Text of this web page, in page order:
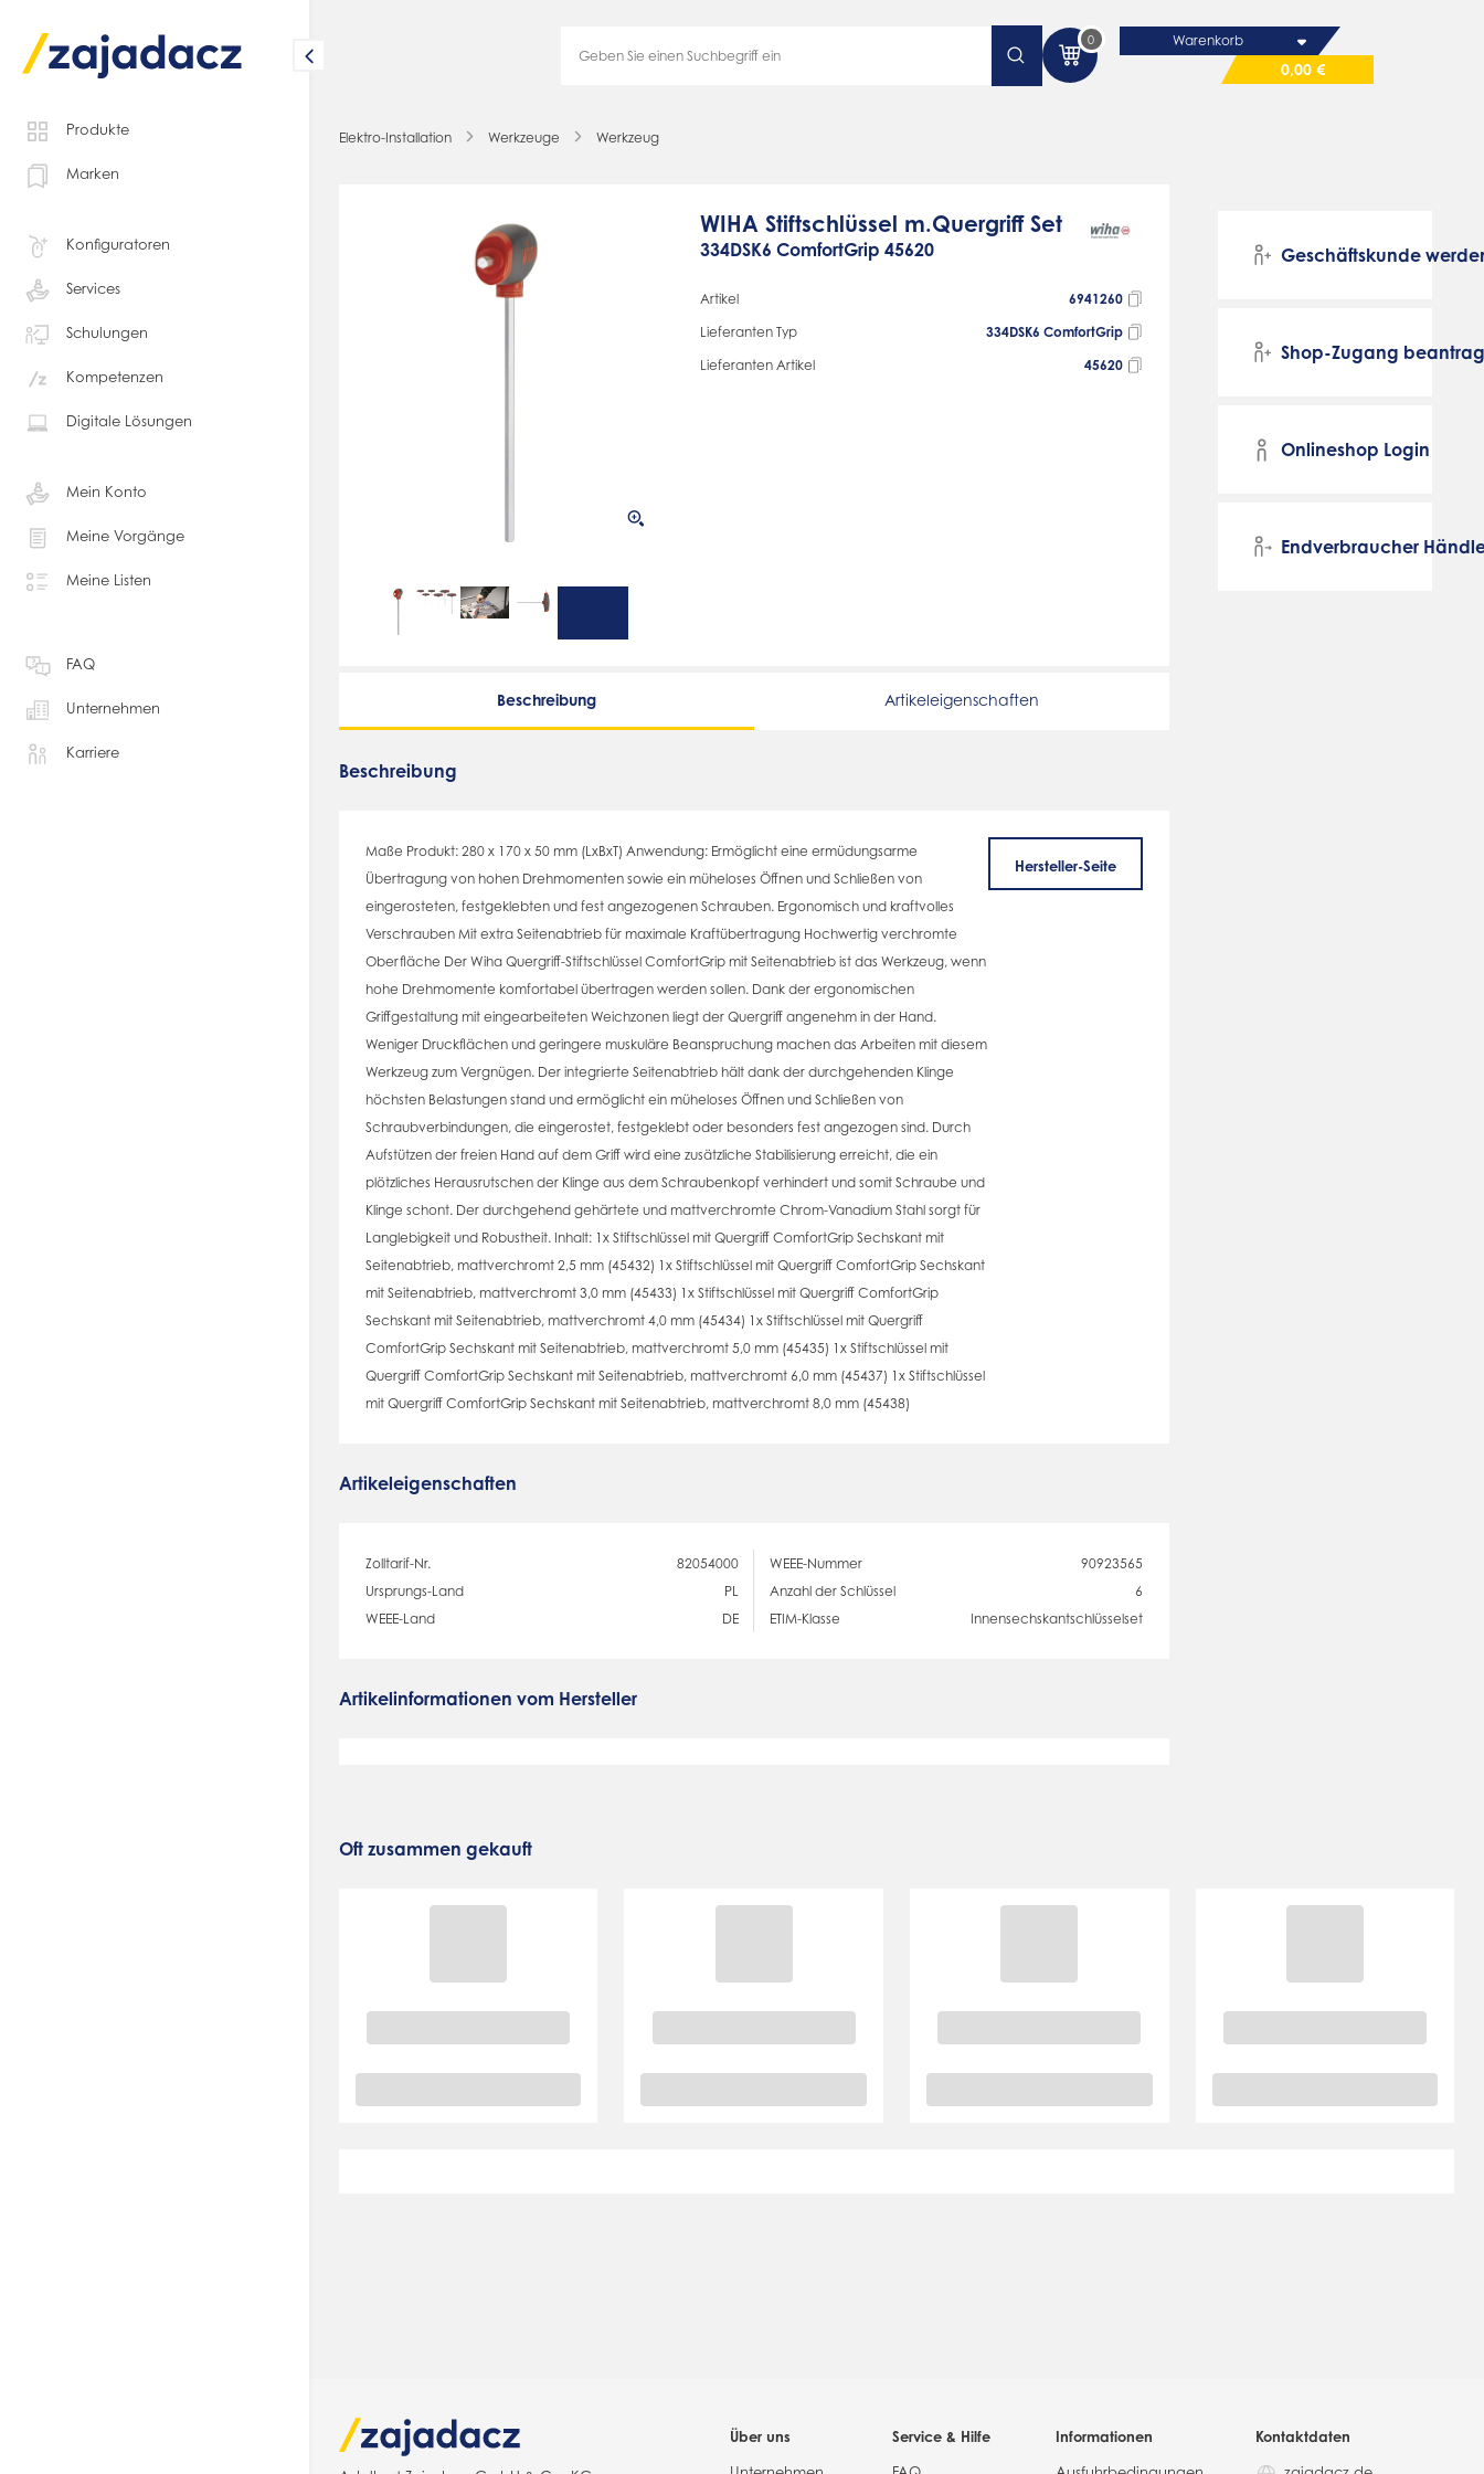
0 Warenkorb
0,00 €
Produkte
Marken
Konfiguratoren
Services
Schulungen
Kompetenzen
Digitale Lösungen
Mein Konto
Meine Vorgänge
Meine Listen
FAQ
Unternehmen
Karriere
Elektro-Installation Werkzeuge Werkzeug
WIHA Stiftschlüssel m.Quergriff Set
334DSK6 ComfortGrip 45620
Artikel
6941260
Lieferanten Typ
334DSK6 ComfortGrip
Lieferanten Artikel
45620
Beschreibung Artikeleigenschaften
Beschreibung
Maße Produkt: 280 x 170 x 50 mm (LxBxT) Anwendung: Ermöglicht eine ermüdungsarme
Übertragung von hohen Drehmomenten sowie ein müheloses Öffnen und Schließen von
eingerosteten, festgeklebten und fest angezogenen Schrauben. Ergonomisch und kraftvolles
Verschrauben Mit extra Seitenabtrieb für maximale Kraftübertragung Hochwertig verchromte
Oberfläche Der Wiha Quergriff-Stiftschlüssel ComfortGrip mit Seitenabtrieb ist das Werkzeug, wenn
hohe Drehmomente komfortabel übertragen werden sollen. Dank der ergonomischen
Griffgestaltung mit eingearbeiteten Weichzonen liegt der Quergriff angenehm in der Hand.
Weniger Druckflächen und geringere muskuläre Beanspruchung machen das Arbeiten mit diesem
Werkzeug zum Vergnügen. Der integrierte Seitenabtrieb hält dank der durchgehenden Klinge
höchsten Belastungen stand und ermöglicht ein müheloses Öffnen und Schließen von
Schraubverbindungen, die eingerostet, festgeklebt oder besonders fest angezogen sind. Durch
Aufstützen der freien Hand auf dem Griff wird eine zusätzliche Stabilisierung erreicht, die ein
plötzliches Herausrutschen der Klinge aus dem Schraubenkopf verhindert und somit Schraube und
Klinge schont. Der durchgehend gehärtete und mattverchromte Chrom-Vanadium Stahl sorgt für
Langlebigkeit und Robustheit. Inhalt: 1x Stiftschlüssel mit Quergriff ComfortGrip Sechskant mit
Seitenabtrieb, mattverchromt 2,5 mm (45432) 1x Stiftschlüssel mit Quergriff ComfortGrip Sechskant
mit Seitenabtrieb, mattverchromt 3,0 mm (45433) 1x Stiftschlüssel mit Quergriff ComfortGrip
Sechskant mit Seitenabtrieb, mattverchromt 4,0 mm (45434) 1x Stiftschlüssel mit Quergriff
ComfortGrip Sechskant mit Seitenabtrieb, mattverchromt 5,0 mm (45435) 1x Stiftschlüssel mit
Quergriff ComfortGrip Sechskant mit Seitenabtrieb, mattverchromt 6,0 mm (45437) 1x Stiftschlüssel
mit Quergriff ComfortGrip Sechskant mit Seitenabtrieb, mattverchromt 8,0 mm (45438)
Hersteller-Seite
Artikeleigenschaften
Zolltarif-Nr.
82054000
Ursprungs-Land
PL
WEEE-Land
DE
WEEE-Nummer
90923565
Anzahl der Schlüssel
6
ETIM-Klasse
Innensechskantschlüsselset
Artikelinformationen vom Hersteller
Geschäftskunde
Shop-Zugang
Onlineshop Login
Endverbraucher
Oft zusammen gekauft
Über uns
Service & Hilfe
Informationen
Kontaktdaten